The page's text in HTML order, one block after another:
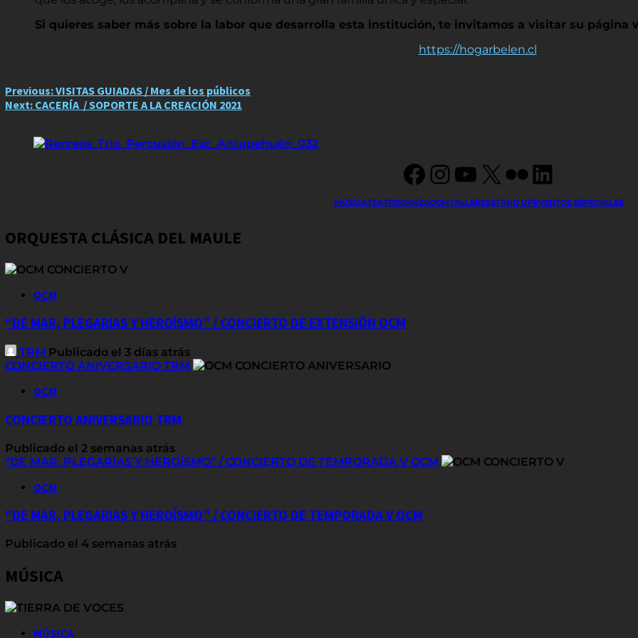
Si quieres saber más sobre la labor que desarrolla esta institución, te invitamos a visitar su página
https://hogarbelen.cl.
Post
navigation
Previous:VISITAS GUIADAS / Mes de los públicos
Next: CACERÍA / SOPORTE A LA CREACIÓN 2021
Facebook
Instagram
YouTube
X FlickrLinkedIn
MÚSICATEATRODANZAOCMTALLERESSTAND UPEVENTOS ESPECIALES
ORQUESTA CLÁSICA DEL MAULE
OCM
“DE MAR, PLEGARIAS Y HEROÍSMO” / CONCIERTO DE EXTENSIÓN OCM
TRM Publicado el 3 días atrás
CONCIERTO ANIVERSARIO TRM
OCM
CONCIERTO ANIVERSARIO TRM
Publicado el 2 semanas atrás
“DE MAR, PLEGARIAS Y HEROÍSMO” / CONCIERTO DE TEMPORADA V OCM
OCM
“DE MAR, PLEGARIAS Y HEROÍSMO” / CONCIERTO DE TEMPORADA V OCM
Publicado el 4 semanas atrás
MÚSICA
MÚSICA